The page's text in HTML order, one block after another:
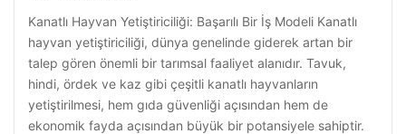
Kanatlı Hayvan Yetiştiriciliği: Başarılı Bir İş Modeli Kanatlı
hayvan yetiştiriciliği, dünya genelinde giderek artan bir
talep gören önemli bir tarımsal faaliyet alanıdır. Tavuk,
hindi, ördek ve kaz gibi çeşitli kanatlı hayvanların
yetiştirilmesi, hem gıda güvenliği açısından hem de
ekonomik fayda açısından büyük bir potansiyele sahiptir.